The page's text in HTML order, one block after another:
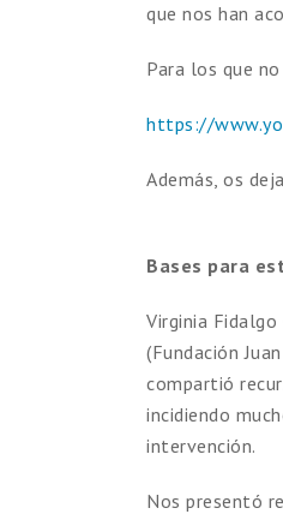
que nos han
Para los que
https://
Además, os
Bases para
Virginia
(Fundación
compartió
incidiendo
intervención.
Nos presentó